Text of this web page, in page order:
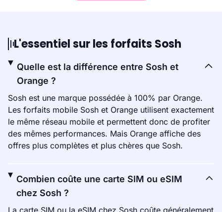
L'essentiel sur les forfaits Sosh
Quelle est la différence entre Sosh et
Orange ?
Sosh est une marque possédée à 100% par Orange.
Les forfaits mobile Sosh et Orange utilisent exactement
le même réseau mobile et permettent donc de profiter
des mêmes performances. Mais Orange affiche des
offres plus complètes et plus chères que Sosh.
Combien coûte une carte SIM ou eSIM
chez Sosh ?
La carte SIM ou la eSIM chez Sosh coûte généralement